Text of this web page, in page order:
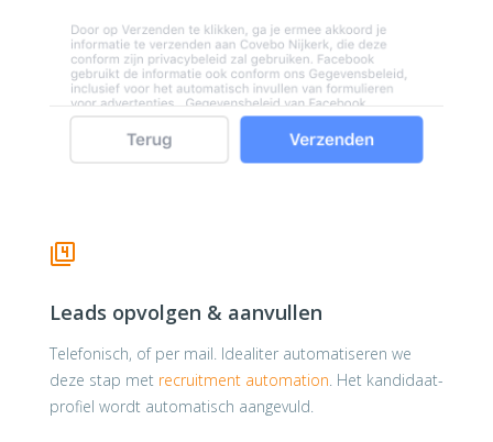
Leads opvolgen & aanvullen
Telefonisch, of per mail. Idealiter automatiseren we
deze stap met recruitment automation. Het kandidaat-
profiel wordt automatisch aangevuld.